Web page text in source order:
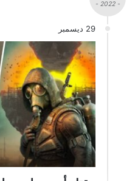
- 2022 -
29 ديسمبر